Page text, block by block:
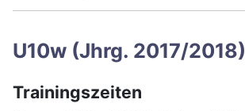
U10w (Jhrg. 2017/2018)
Trainingszeiten